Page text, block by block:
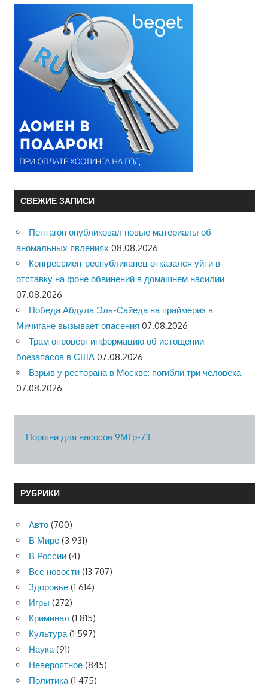
СВЕЖИЕ ЗАПИСИ
Пентагон опубликовал новые материалы об
аномальных явлениях 08.08.2026
Конгрессмен-республиканец отказался уйти в
отставку на фоне обвинений в домашнем насилии
07.08.2026
Победа Абдула Эль-Сайеда на праймериз в
Мичигане вызывает опасения 07.08.2026
Трам опроверг информацию об истощении
боезапасов в США 07.08.2026
Взрыв у ресторана в Москве: погибли три человека
07.08.2026
Поршни для насосов 9МГр-73
РУБРИКИ
Авто (700)
В Мире (3 931)
В России (4)
Все новости (13 707)
Здоровье (1 614)
Игры (272)
Криминал (1 815)
Культура(1 597)
Наука(91)
Невероятное (845)
Политика(1 475)